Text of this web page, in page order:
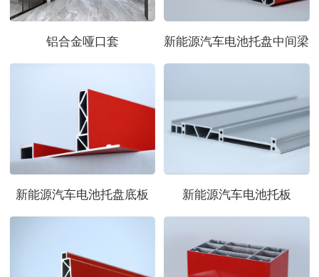
铝合金哑口套 新能源汽车电池托盘中间梁
新能源汽车电池托盘底板 新能源汽车电池托板